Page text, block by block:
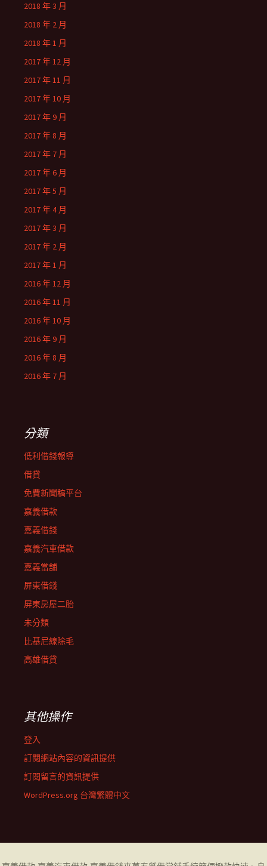
2018 年 3 月
2018 年 2 月
2018 年 1 月
2017 年 12 月
2017 年 11 月
2017 年 10 月
2017 年 9 月
2017 年 8 月
2017 年 7 月
2017 年 6 月
2017 年 5 月
2017 年 4 月
2017 年 3 月
2017 年 2 月
2017 年 1 月
2016 年 12 月
2016 年 11 月
2016 年 10 月
2016 年 9 月
2016 年 8 月
2016 年 7 月
分類
低利借錢報導
借貸
免費新聞稿平台
嘉義借款
嘉義借錢
嘉義汽車借款
嘉義當舖
屏東借錢
屏東房屋二胎
未分類
比基尼線除毛
高雄借貸
其他操作
登入
訂閱網站內容的資訊提供
訂閱留言的資訊提供
WordPress.org 台灣繁體中文